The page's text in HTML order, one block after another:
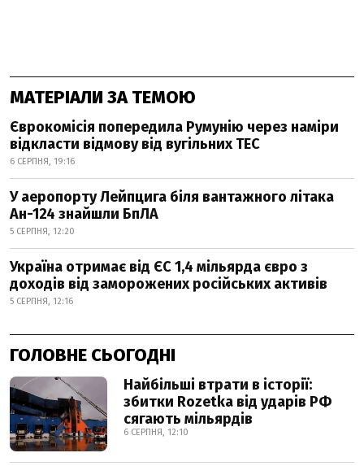
МАТЕРІАЛИ ЗА ТЕМОЮ
Єврокомісія попередила Румунію через наміри
відкласти відмову від вугільних ТЕС
6 СЕРПНЯ, 19:16
У аеропорту Лейпцига біля вантажного літака
Ан-124 знайшли БпЛА
5 СЕРПНЯ, 12:20
Україна отримає від ЄС 1,4 мільярда євро з
доходів від заморожених російських активів
5 СЕРПНЯ, 12:16
ГОЛОВНЕ СЬОГОДНІ
Найбільші втрати в історії:
збитки Rozetka від ударів РФ
сягають мільярдів
6 СЕРПНЯ, 12:10